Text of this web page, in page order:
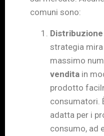
comuni sono:
strategia
massimo
vendita in
prodotto
consumatori.
adatta per i
consumo, ad